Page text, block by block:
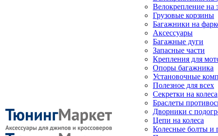
Велокрепление на
Грузовые корзины
Багажники на
Аксессуары
Багажные дуги
Запасные части
Крепления для
Опоры багажника
Установочные
Полезное для всех
Секретки на колеса
Браслеты
Дворники с
Цепи на колеса
Колесные болты и